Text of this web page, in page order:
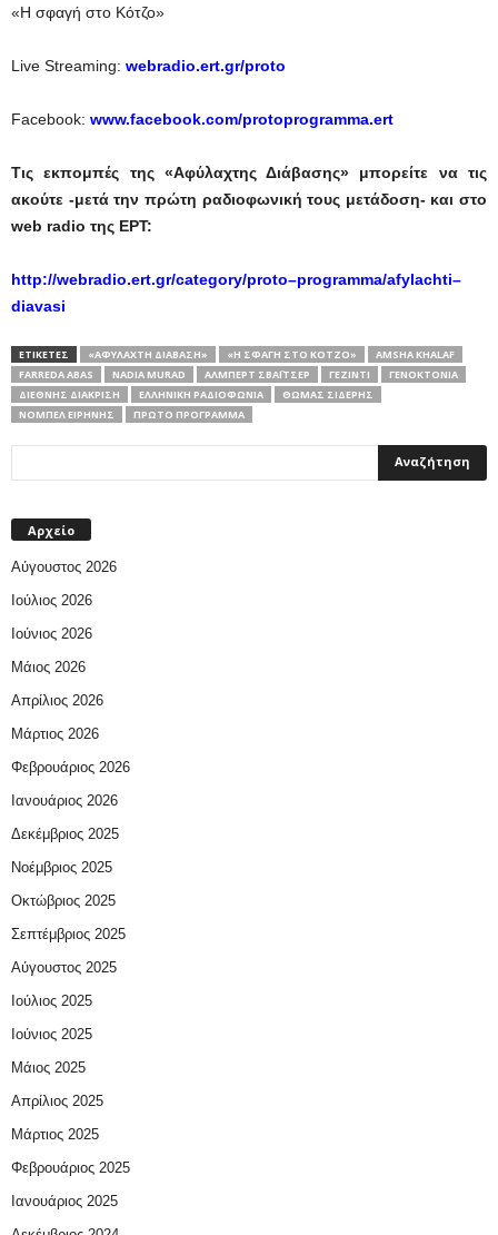
«Η σφαγή στο Κότζο»
Live Streaming: webradio.ert.gr/proto
Facebook: www.facebook.com/protoprogramma.ert
Τις εκπομπές της «Αφύλαχτης Διάβασης» μπορείτε να τις
ακούτε -μετά την πρώτη ραδιοφωνική τους μετάδοση- και στο
web radio της ΕΡΤ:
http://webradio.ert.gr/category/proto–programma/afylachti–
diavasi
ΕΤΙΚΕΤΕΣ «ΑΦΎΛΑΧΤΗ ΔΙΆΒΑΣΗ» «Η ΣΦΑΓΉ ΣΤΟ ΚΌΤΖΟ»
AMSHA KHALAF
FARREDA ABAS
NADIA MURAD ΆΛΜΠΕΡΤ ΣΒΆΙΤΣΕΡ ΓΕΖΊΝΤΙ
ΓΕΝΟΚΤΟΝΊΑ
ΔΙΕΘΝΉΣ ΔΙΆΚΡΙΣΗ
ΕΛΛΗΝΙΚΉ ΡΑΔΙΟΦΩΝΊΑ
ΘΩΜΆΣ ΣΊΔΕΡΗΣ
ΝΌΜΠΕΛ ΕΙΡΉΝΗΣ
ΠΡΩΤΟ ΠΡΟΓΡΑΜΜΑ
Αρχείο
Αύγουστος 2026
Ιούλιος 2026
Ιούνιος 2026
Μάιος 2026
Απρίλιος 2026
Μάρτιος 2026
Φεβρουάριος 2026
Ιανουάριος 2026
Δεκέμβριος 2025
Νοέμβριος 2025
Οκτώβριος 2025
Σεπτέμβριος 2025
Αύγουστος 2025
Ιούλιος 2025
Ιούνιος 2025
Μάιος 2025
Απρίλιος 2025
Μάρτιος 2025
Φεβρουάριος 2025
Ιανουάριος 2025